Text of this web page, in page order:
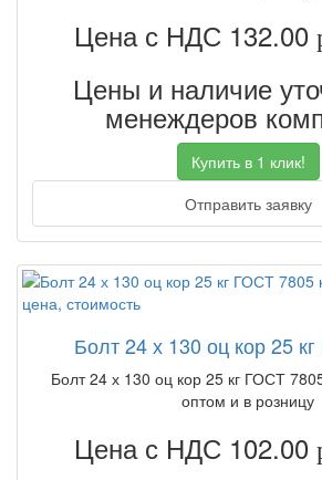
Цена с НДС 132.00
Цены и наличие
менеждеров
Купить в 1 клик!
Отправить заявку
Болт 24 х 130 оц кор 25
Болт 24 х 130 оц кор 25 кг ГОСТ
оптом и в розницу
Цена с НДС 102.00